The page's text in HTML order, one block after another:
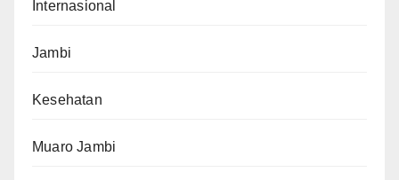
Internasional
Jambi
Kesehatan
Muaro Jambi